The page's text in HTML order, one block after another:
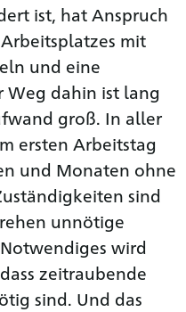
ist, hat Anspruch
mit
und eine
Weg dahin ist lang
groß. In aller
ersten Arbeitstag
und Monaten ohne
sind
unnötige
wird
zeitraubende
sind. Und das